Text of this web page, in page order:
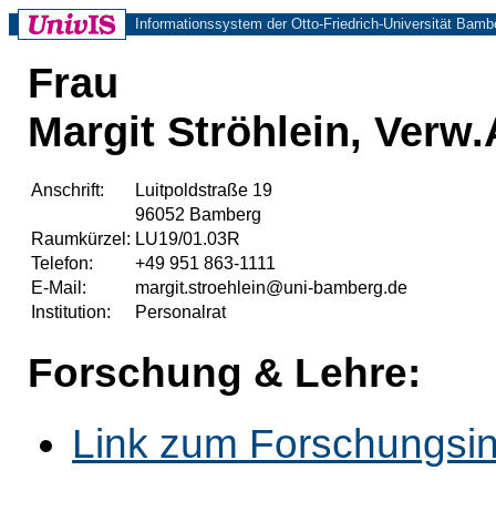
Informationssystem der Otto-Friedrich-Universität
Frau
Margit Ströhlein,
Anschrift:
Luitpoldstraße 19
96052 Bamberg
Raumkürzel: LU19/01.03R
Telefon:
+49 951 863-1111
E-Mail:
margit.stroehlein@uni-bamberg.de
Institution:
Personalrat
Forschung & Lehre:
Link zum